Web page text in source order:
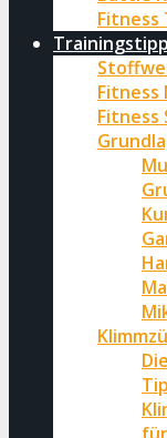
Fitness
Fitness